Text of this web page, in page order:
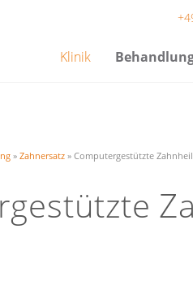
Klinik
» Zahnersatz » Computergestützte